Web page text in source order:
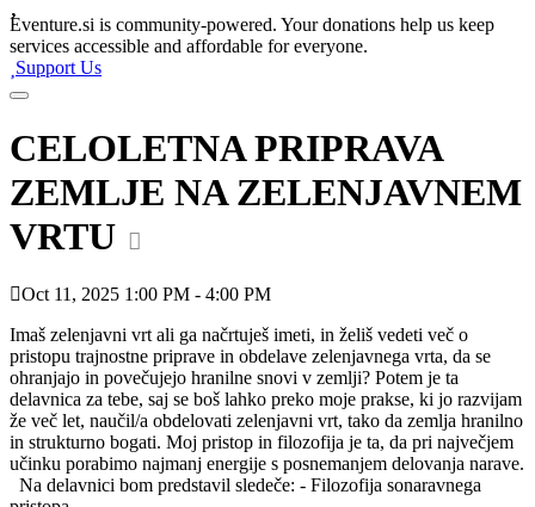
Eventure.si is community-powered. Your donations help us keep
services accessible and affordable for everyone.
Support Us
CELOLETNA PRIPRAVA
ZEMLJE NA ZELENJAVNEM
VRTU
Oct 11, 2025 1:00 PM - 4:00 PM
Imaš zelenjavni vrt ali ga načrtuješ imeti, in želiš vedeti več o
pristopu trajnostne priprave in obdelave zelenjavnega vrta, da se
ohranjajo in povečujejo hranilne snovi v zemlji? Potem je ta
delavnica za tebe, saj se boš lahko preko moje prakse, ki jo razvijam
že več let, naučil/a obdelovati zelenjavni vrt, tako da zemlja hranilno
in strukturno bogati. Moj pristop in filozofija je ta, da pri največjem
učinku porabimo najmanj energije s posnemanjem delovanja narave.
Na delavnici bom predstavil sledeče: - Filozofija sonaravnega